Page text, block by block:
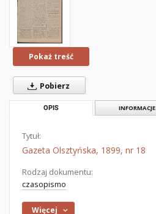
Pokaż treść
Pobierz
OPIS INFORMACJE
Tytuł:
Gazeta Olsztyńska, 1899, nr 18
Rodzaj dokumentu:
czasopismo
Więcej